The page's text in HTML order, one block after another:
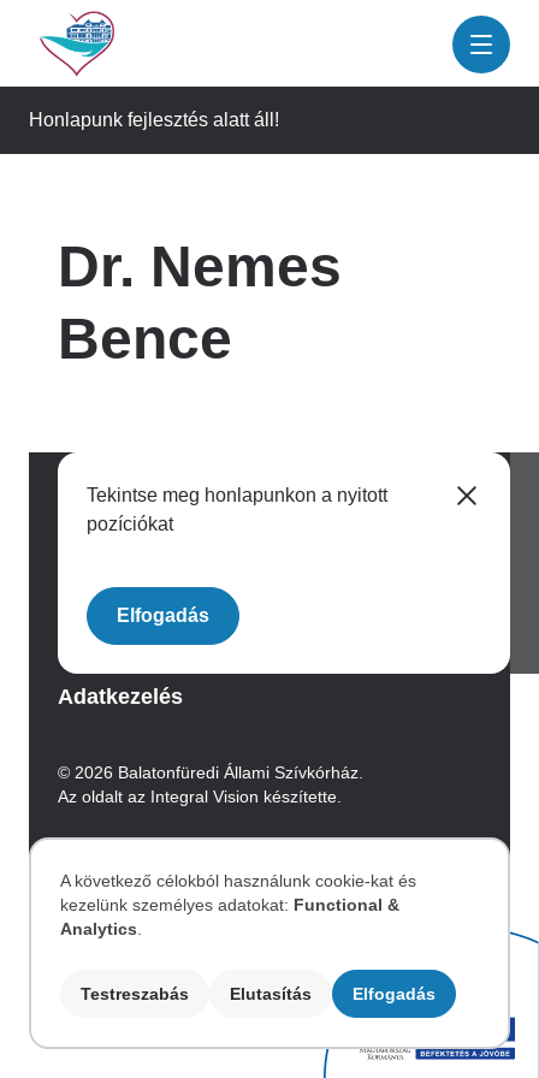
tartalomra
Honlapunk fejlesztés alatt áll!
Dr. Nemes
Bence
Tekintse meg honlapunkon a nyitott
pozíciókat
Elfogadás
Archívum
Adatkezelés
© 2026 Balatonfüredi Állami Szívkórház.
Az oldalt az Integral Vision készítette.
Image
Személyes
adatok
A következő célokból használunk cookie-kat és
kezelünk személyes adatokat: Functional &
Analytics
Testreszabás Elutasítás Elfogadás